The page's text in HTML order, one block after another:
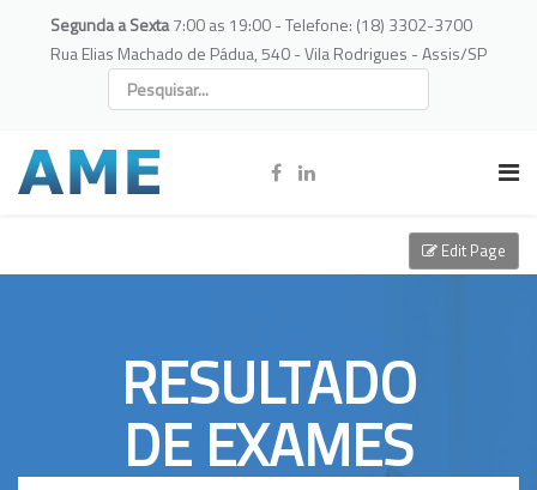
Segunda a Sexta7:00 as 19:00 - Telefone: (18) 3302-3700
Rua Elias Machado de Pádua, 540 - Vila Rodrigues - Assis/SP
RESULTADO
DE EXAMES
Edit Page